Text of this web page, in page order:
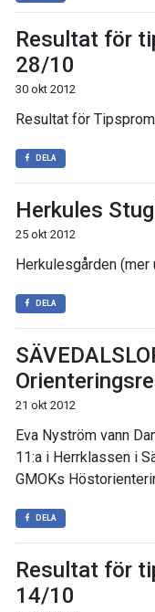
Resultat för
28/10
30 okt 2012
Resultat för
DELA
Herkules
25 okt 2012
Herkulesgården (mer
DELA
21 okt 2012
Eva Nyström vann
11:a i Herrklassen i
GMOKs
DELA
Resultat för
14/10